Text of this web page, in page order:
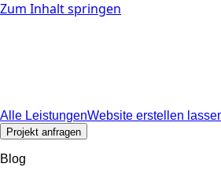
Zum Inhalt springen
Alle LeistungenWebsite erstellen
Projekt anfragen
Blog